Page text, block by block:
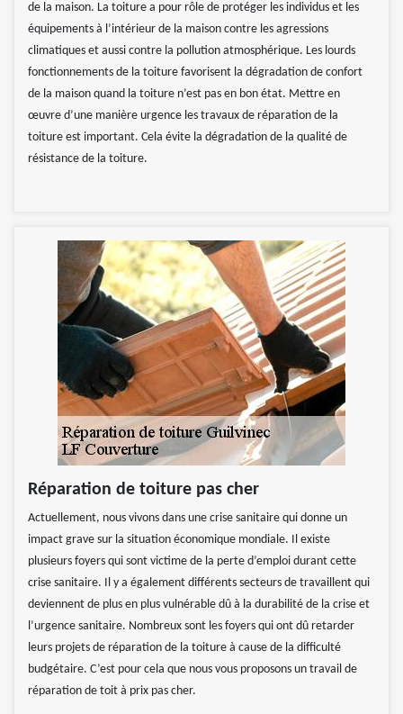
de la maison. La toiture a pour rôle de protéger les individus et les
équipements à l’intérieur de la maison contre les agressions
climatiques et aussi contre la pollution atmosphérique. Les lourds
fonctionnements de la toiture favorisent la dégradation de confort
de la maison quand la toiture n’est pas en bon état. Mettre en
œuvre d’une manière urgence les travaux de réparation de la
toiture est important. Cela évite la dégradation de la qualité de
résistance de la toiture.
Réparation de toiture pas cher
Actuellement, nous vivons dans une crise sanitaire qui donne un
impact grave sur la situation économique mondiale. Il existe
plusieurs foyers qui sont victime de la perte d’emploi durant cette
crise sanitaire. Il y a également différents secteurs de travaillent qui
deviennent de plus en plus vulnérable dû à la durabilité de la crise et
l’urgence sanitaire. Nombreux sont les foyers qui ont dû retarder
leurs projets de réparation de la toiture à cause de la difficulté
budgétaire. C’est pour cela que nous vous proposons un travail de
réparation de toit à prix pas cher.